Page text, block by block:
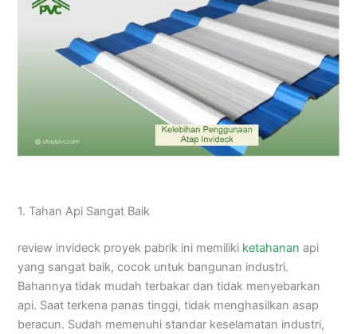
1. Tahan Api Sangat Baik
review invideck proyek pabrik ini memiliki ketahanan api
yang sangat baik, cocok untuk bangunan industri.
Bahannya tidak mudah terbakar dan tidak menyebarkan
api. Saat terkena panas tinggi, tidak menghasilkan asap
beracun. Sudah memenuhi standar keselamatan industri,